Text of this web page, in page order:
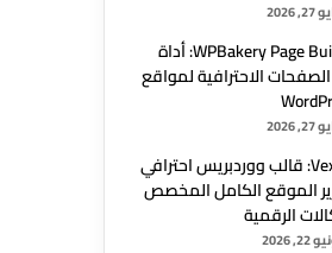
2026
WPBakery Page Builder: أداة
الصفحات الاحترافية لمواقع
2026
Vexora: قالب ووردبريس احترافي
الموقع الكامل المخصص
الرقمية
2026